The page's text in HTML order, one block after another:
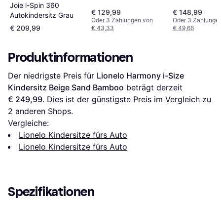
Joie i-Spin 360
Autokindersitz Grau
€ 209,99
€ 129,99
Oder 3 Zahlungen von
€ 43,33
€ 148,99
Oder 3
€ 49,66
Produktinformationen
Der niedrigste Preis für Lionelo Harmony i-Size
Kindersitz Beige Sand Bamboo
€ 249,99
2 anderen Shops.
Vergleiche:
Lionelo Kindersitze fürs Auto
Lionelo Kindersitze fürs Auto
Spezifikationen